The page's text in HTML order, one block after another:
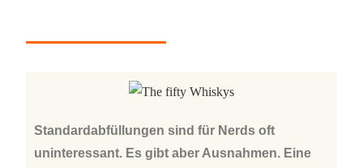
Standardabfüllungen sind für Nerds oft
uninteressant. Es gibt aber Ausnahmen. Eine